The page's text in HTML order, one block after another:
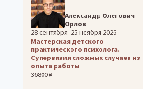
Александр Олегович
Орлов
28 сентября–25 ноября 2026
Мастерская детского
практического психолога.
Супервизия сложных случаев из
опыта работы
36800 ₽